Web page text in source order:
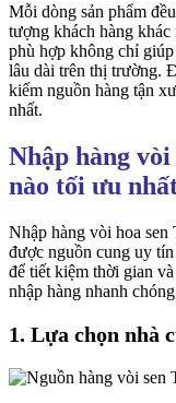
Mỗi dòng sản phẩm
tượng khách hàng
phù hợp không chỉ
lâu dài trên thị trường.
kiếm nguồn hàng tận
nhất.
Nhập hàng
nào tối ưu
Nhập hàng vòi hoa
được nguồn cung uy
để tiết kiệm thời gian
nhập hàng nhanh
1. Lựa chọn nhà